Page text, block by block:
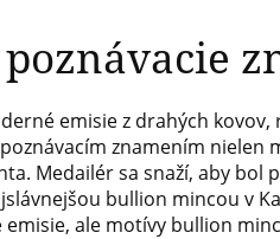
emisie z drahých
znamením nielen
Medailér sa snaží, aby
bullion mincou v
ale motívy bullion